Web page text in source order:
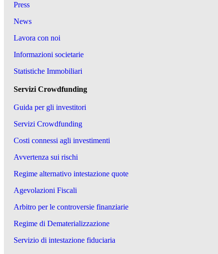
Press
News
Lavora con noi
Informazioni societarie
Statistiche Immobiliari
Servizi Crowdfunding
Guida per gli investitori
Servizi Crowdfunding
Costi connessi agli investimenti
Avvertenza sui rischi
Regime alternativo intestazione quote
Agevolazioni Fiscali
Arbitro per le controversie finanziarie
Regime di Dematerializzazione
Servizio di intestazione fiduciaria